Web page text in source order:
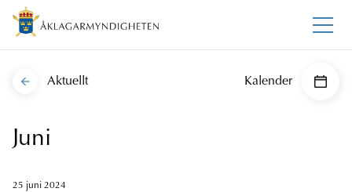
Aktuellt Kalender
Juni
25 juni 2024